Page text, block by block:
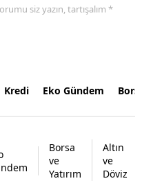
siz yazın, tartışalım *
Kredi Eko Gündem
Borsa
ve
Yatırım
Altın
ve
Döviz